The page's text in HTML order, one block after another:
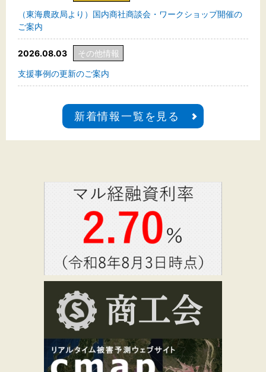
（東海農政局より）国内商社商談会・ワークショップ開催の
ご案内
2026.08.03
その他情報
支援事例の更新のご案内
新着情報一覧を見る